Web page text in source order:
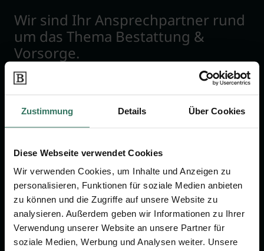
Zustimmung Details Über Cookies
Diese Webseite verwendet Cookies
Wir verwenden Cookies, um Inhalte und Anzeigen zu
personalisieren, Funktionen für soziale Medien anbieten
zu können und die Zugriffe auf unsere Website zu
analysieren. Außerdem geben wir Informationen zu Ihrer
Verwendung unserer Website an unsere Partner für
soziale Medien, Werbung und Analysen weiter. Unsere
Wir sind Ihr Ansprechpartner rund
um das Thema Bestattung &
Vorsorge.
Vergleich
Ratgeber
Verzeichnis
Wissenswertes
Über uns
Online-Portal
Kostenlos registrieren